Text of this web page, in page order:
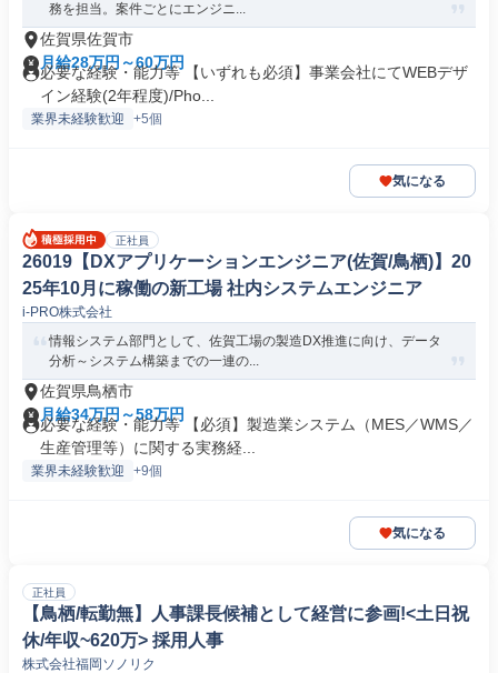
務を担当。案件ごとにエンジニ...
佐賀県佐賀市
月給28万円～60万円
必要な経験・能力等 【いずれも必須】事業会社にてWEBデザ
イン経験(2年程度)/Pho...
業界未経験歓迎 +5個
気になる
正社員
26019【DXアプリケーションエンジニア(佐賀/鳥栖)】20
25年10月に稼働の新工場 社内システムエンジニア
i-PRO株式会社
情報システム部門として、佐賀工場の製造DX推進に向け、データ
分析～システム構築までの一連の...
佐賀県鳥栖市
月給34万円～58万円
必要な経験・能力等 【必須】製造業システム（MES／WMS／
生産管理等）に関する実務経...
業界未経験歓迎 +9個
気になる
正社員
【鳥栖/転勤無】人事課長候補として経営に参画!<土日祝
休/年収~620万> 採用人事
株式会社福岡ソノリク